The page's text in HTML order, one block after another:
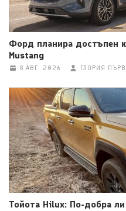
Форд планира достъпен
Mustang
8 АВГ. 2026 ГЛОРИЯ
Тойота Hilux: По-добра ли